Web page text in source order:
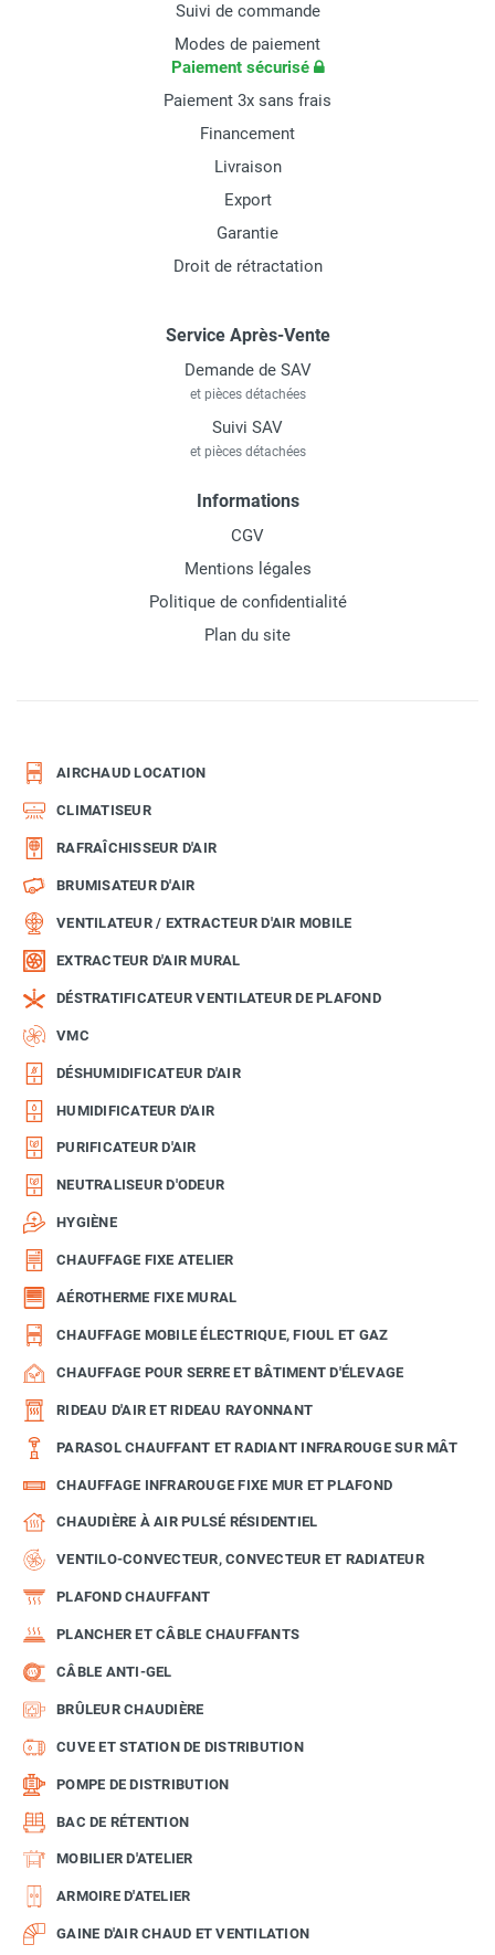
Suivi de commande
Modes de paiement
Paiement sécurisé
Paiement 3x sans frais
Financement
Livraison
Export
Garantie
Droit de rétractation
Service Après-Vente
Demande de SAV
et pièces détachées
Suivi SAV
et pièces détachées
Informations
CGV
Mentions légales
Politique de confidentialité
Plan du site
AIRCHAUD LOCATION
CLIMATISEUR
RAFRAÎCHISSEUR D'AIR
BRUMISATEUR D'AIR
VENTILATEUR / EXTRACTEUR D'AIR MOBILE
EXTRACTEUR D'AIR MURAL
DÉSTRATIFICATEUR VENTILATEUR DE PLAFOND
VMC
DÉSHUMIDIFICATEUR D'AIR
HUMIDIFICATEUR D'AIR
PURIFICATEUR D'AIR
NEUTRALISEUR D'ODEUR
HYGIÈNE
CHAUFFAGE FIXE ATELIER
AÉROTHERME FIXE MURAL
CHAUFFAGE MOBILE ÉLECTRIQUE, FIOUL ET GAZ
CHAUFFAGE POUR SERRE ET BÂTIMENT D'ÉLEVAGE
RIDEAU D'AIR ET RIDEAU RAYONNANT
PARASOL CHAUFFANT ET RADIANT INFRAROUGE SUR MÂT
CHAUFFAGE INFRAROUGE FIXE MUR ET PLAFOND
CHAUDIÈRE À AIR PULSÉ RÉSIDENTIEL
VENTILO-CONVECTEUR, CONVECTEUR ET RADIATEUR
PLAFOND CHAUFFANT
PLANCHER ET CÂBLE CHAUFFANTS
CÂBLE ANTI-GEL
BRÛLEUR CHAUDIÈRE
CUVE ET STATION DE DISTRIBUTION
POMPE DE DISTRIBUTION
BAC DE RÉTENTION
MOBILIER D'ATELIER
ARMOIRE D'ATELIER
GAINE D'AIR CHAUD ET VENTILATION